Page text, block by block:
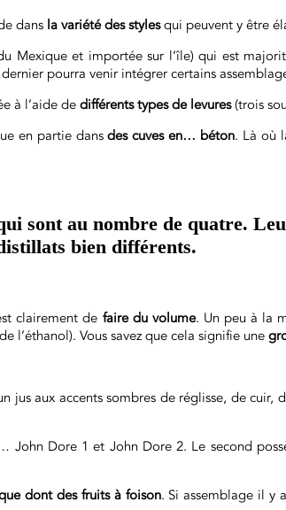
dans la variété des stylesqui peuvent y être
Mexique et importée sur l’île) qui est
pourra venir intégrer certains
à l’aide de différents types de levures(trois
en partie dansdes cuves en… béton. Là où
sont au nombre de quatre.
bien différents.
clairement de faire du volume. Un peu à la
l’éthanol). Vous savez que cela signifie une
aux accents sombres de réglisse, de cuir,
John Dore 1 et John Dore 2. Le second
dont des fruits à foison. Si assemblage il y